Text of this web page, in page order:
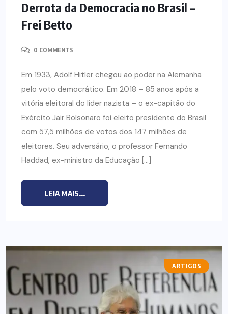
Derrota da Democracia no Brasil –
Frei Betto
0 COMMENTS
Em 1933, Adolf Hitler chegou ao poder na Alemanha
pelo voto democrático. Em 2018 – 85 anos após a
vitória eleitoral do líder nazista – o ex-capitão do
Exército Jair Bolsonaro foi eleito presidente do Brasil
com 57,5 milhões de votos dos 147 milhões de
eleitores. Seu adversário, o professor Fernando
Haddad, ex-ministro da Educação […]
LEIA MAIS...
ARTIGOS